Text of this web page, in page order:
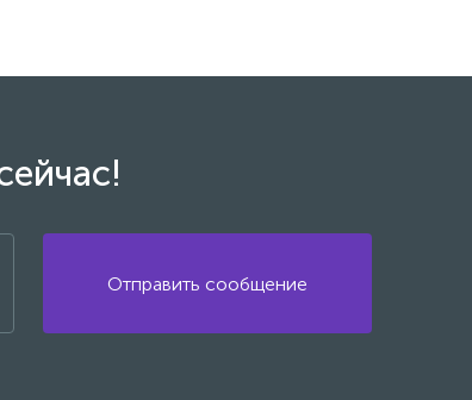
Отправить сообщение